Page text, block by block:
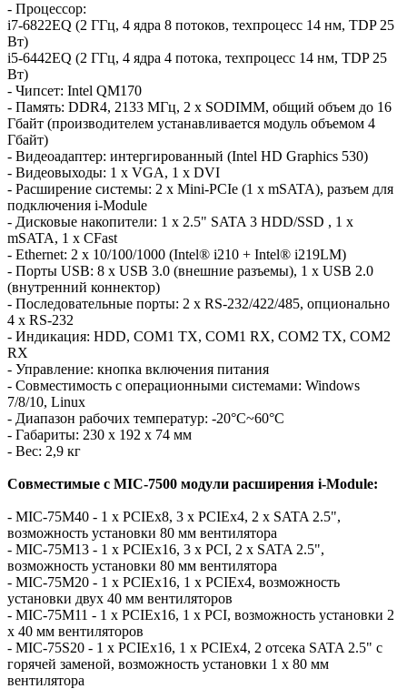
- Процессор:
i7-6822EQ (2 ГГц, 4 ядра 8 потоков, техпроцесс 14 нм, TDP 25
Вт)
i5-6442EQ (2 ГГц, 4 ядра 4 потока, техпроцесс 14 нм, TDP 25
Вт)
- Чипсет: Intel QM170
- Память: DDR4, 2133 МГц, 2 x SODIMM, общий объем до 16
Гбайт (производителем устанавливается модуль объемом 4
Гбайт)
- Видеоадаптер: интергированный (Intel HD Graphics 530)
- Видеовыходы: 1 x VGA, 1 x DVI
- Расширение системы: 2 x Mini-PCIe (1 x mSATA), разъем для
подключения i-Module
- Дисковые накопители: 1 x 2.5" SATA 3 HDD/SSD , 1 x
mSATA, 1 x CFast
- Ethernet: 2 x 10/100/1000 (Intel® i210 + Intel® i219LM)
- Порты USB: 8 x USB 3.0 (внешние разъемы), 1 x USB 2.0
(внутренний коннектор)
- Последовательные порты: 2 x RS-232/422/485, опционально
4 x RS-232
- Индикация: HDD, COM1 TX, COM1 RX, COM2 TX, COM2
RX
- Управление: кнопка включения питания
- Совместимость с операционными системами: Windows
7/8/10, Linux
- Диапазон рабочих температур: -20°С~60°С
- Габариты: 230 x 192 x 74 мм
- Вес: 2,9 кг
Совместимые c MIC-7500 модули расширения i-Module:
- MIC-75M40 - 1 x PCIEx8, 3 x PCIEx4, 2 x SATA 2.5",
возможность установки 80 мм вентилятора
- MIC-75M13 - 1 x PCIEx16, 3 x PCI, 2 x SATA 2.5",
возможность установки 80 мм вентилятора
- MIC-75M20 - 1 x PCIEx16, 1 x PCIEx4, возможность
установки двух 40 мм вентиляторов
- MIC-75M11 - 1 x PCIEx16, 1 x PCI, возможность установки 2
x 40 мм вентиляторов
- MIC-75S20 - 1 x PCIEx16, 1 x PCIEx4, 2 отсека SATA 2.5" с
горячей заменой, возможность установки 1 x 80 мм
вентилятора